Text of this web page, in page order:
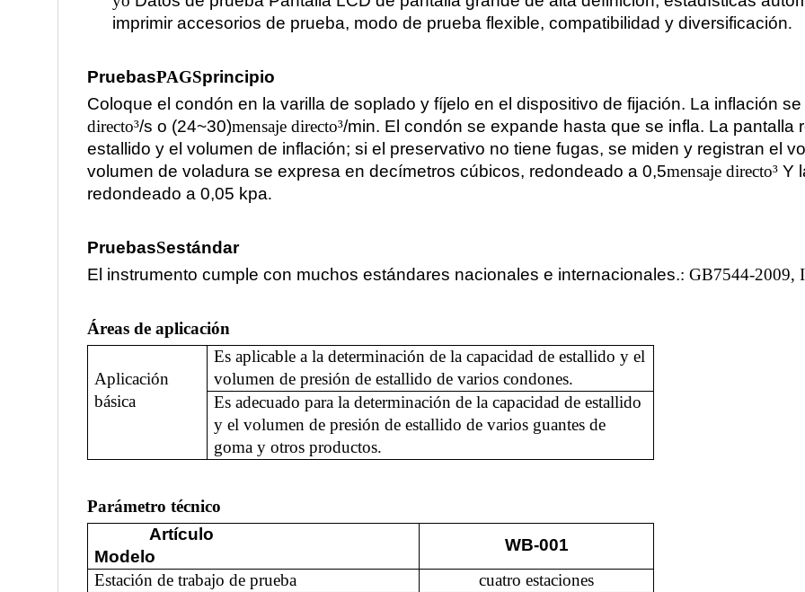
imprimir accesorios de prueba, modo de prueba flexible, compatibilidad y diversificación.
PruebasPAGSprincipio
Coloque el condón en la varilla de soplado y fíjelo en el dispositivo de fijación. La inflación
directo³/s o (24~30)mensaje directo³/min. El condón se expande hasta que se infla. La pantalla
estallido y el volumen de inflación; si el preservativo no tiene fugas, se miden y registran el
volumen de voladura se expresa en decímetros cúbicos, redondeado a 0,5mensaje directo³ Y
redondeado a 0,05 kpa.
PruebasSestándar
El instrumento cumple con muchos estándares nacionales e internacionales.: GB7544-2009,
Áreas de aplicación
Aplicación
básica
Es aplicable a la determinación de la capacidad de estallido y el
volumen de presión de estallido de varios condones.
Es adecuado para la determinación de la capacidad de estallido
y el volumen de presión de estallido de varios guantes de
goma y otros productos.
Parámetro técnico
Artículo
Modelo
WB-001
Estación de trabajo de prueba
cuatro estaciones